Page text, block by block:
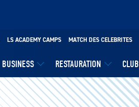
BUSINESS RESTAURATION CLUB
LS ACADEMY CAMPS MATCH DES CELEBRITES